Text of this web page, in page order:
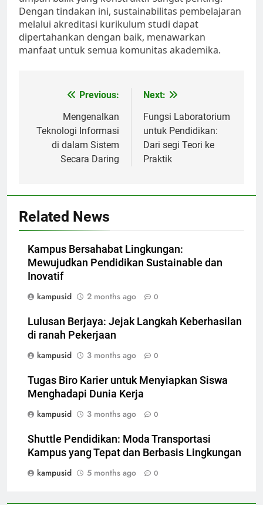
Dengan tindakan ini, sustainabilitas pembelajaran
melalui akreditasi kurikulum studi dapat
dipertahankan dengan baik, menawarkan
manfaat untuk semua komunitas akademika.
navigation
Previous:
Mengenalkan
Teknologi Informasi
di dalam Sistem
Secara Daring
Next:
Fungsi Laboratorium
untuk Pendidikan:
Dari segi Teori ke
Praktik
Related News
Kampus Bersahabat Lingkungan:
Mewujudkan Pendidikan Sustainable dan
Inovatif
kampusid
2 months ago 0
Lulusan Berjaya: Jejak Langkah Keberhasilan
di ranah Pekerjaan
kampusid
3 months ago 0
Tugas Biro Karier untuk Menyiapkan Siswa
Menghadapi Dunia Kerja
kampusid
3 months ago 0
Shuttle Pendidikan: Moda Transportasi
Kampus yang Tepat dan Berbasis Lingkungan
kampusid
5 months ago 0